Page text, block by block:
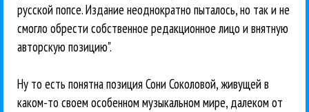
русской попсе. Издание неоднократно пыталось, но так и не
смогло обрести собственное редакционное лицо и внятную
авторскую позицию".
Ну то есть понятна позиция Сони Соколовой, живущей в
каком-то своем особенном музыкальном мире, далеком от